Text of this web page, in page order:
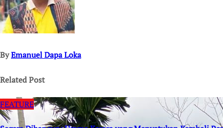
ByEmanuel Dapa Loka
Related Post
FEATURE